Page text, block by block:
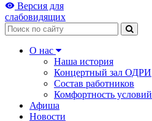
Версия для
слабовидящих
Поиск
О нас
Наша история
Концертный зал ОДРИ
Состав работников
Комфортность условий
Афиша
Новости